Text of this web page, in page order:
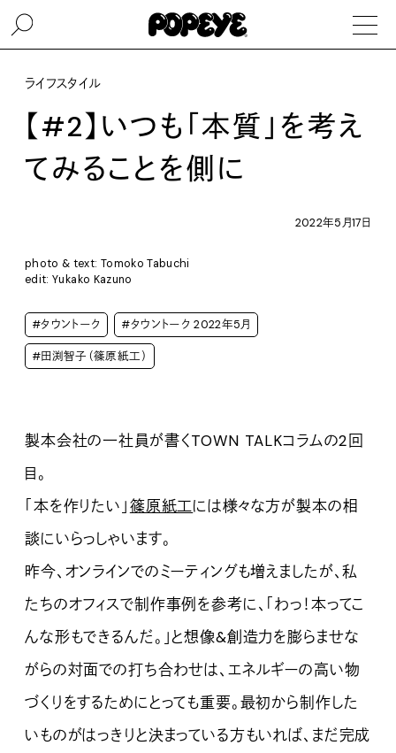
ライフスタイル
【#2】いつも「本質」を考え
てみることを側に
2022年5月17日
photo & text: Tomoko Tabuchi
edit: Yukako Kazuno
#タウントーク #タウントーク 2022年5月
#田渕智子（篠原紙工）
製本会社の一社員が書くTOWN TALKコラムの2回
目。
「本を作りたい」篠原紙工には様々な方が製本の相
談にいらっしゃいます。
昨今、オンラインでのミーティングも増えましたが、私
たちのオフィスで制作事例を参考に、「わっ！本ってこ
んな形もできるんだ。」と想像&創造力を膨らませな
がらの対面での打ち合わせは、エネルギーの高い物
づくりをするためにとっても重要。最初から制作した
いものがはっきりと決まっている方もいれば、まだ完成